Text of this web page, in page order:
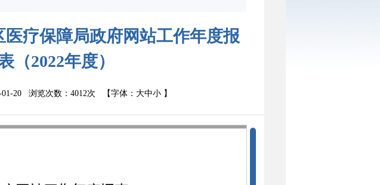
疗保障局政府网站工作年度报
（2022年度）
01-20 浏览次数：4012次 【字体： 大中小 】